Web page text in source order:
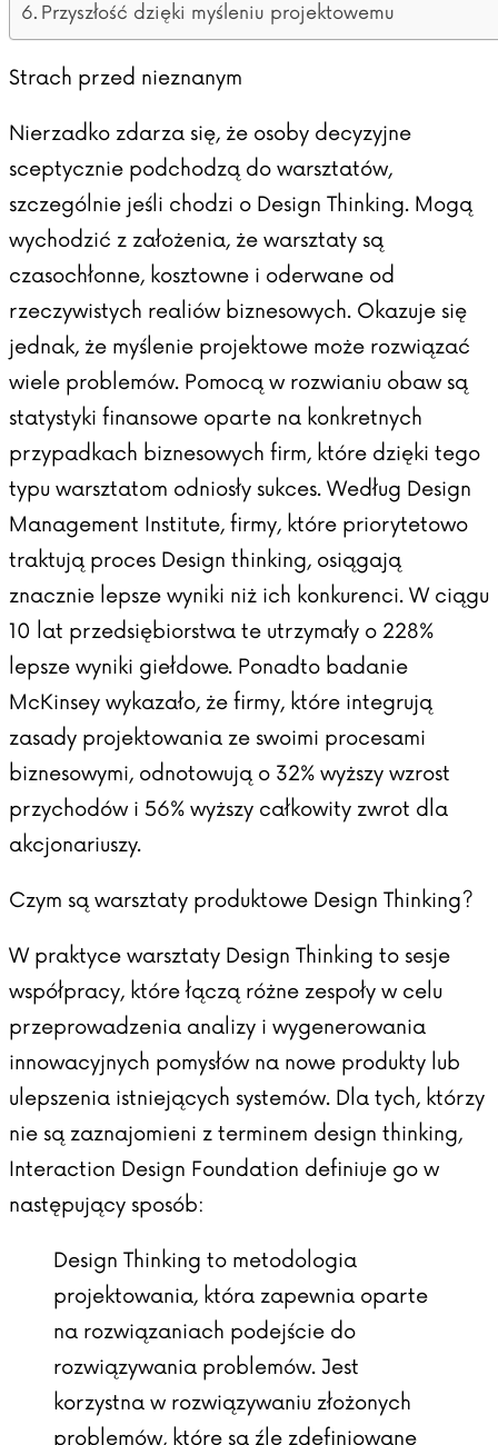
Przyszłość dzięki myśleniu projektowemu
Strach przed nieznanym
Nierzadko zdarza się, że osoby decyzyjne
sceptycznie podchodzą do warsztatów,
szczególnie jeśli chodzi o Design Thinking. Mogą
wychodzić z założenia, że warsztaty są
czasochłonne, kosztowne i oderwane od
rzeczywistych realiów biznesowych. Okazuje się
jednak, że myślenie projektowe może rozwiązać
wiele problemów. Pomocą w rozwianiu obaw są
statystyki finansowe oparte na konkretnych
przypadkach biznesowych firm, które dzięki tego
typu warsztatom odniosły sukces. Według Design
Management Institute, firmy, które priorytetowo
traktują proces Design thinking, osiągają
znacznie lepsze wyniki niż ich konkurenci. W ciągu
10 lat przedsiębiorstwa te utrzymały o 228%
lepsze wyniki giełdowe. Ponadto badanie
McKinsey wykazało, że firmy, które integrują
zasady projektowania ze swoimi procesami
biznesowymi, odnotowują o 32% wyższy wzrost
przychodów i 56% wyższy całkowity zwrot dla
akcjonariuszy.
Czym są warsztaty produktowe Design Thinking?
W praktyce warsztaty Design Thinking to sesje
współpracy, które łączą różne zespoły w celu
przeprowadzenia analizy i wygenerowania
innowacyjnych pomysłów na nowe produkty lub
ulepszenia istniejących systemów. Dla tych, którzy
nie są zaznajomieni z terminem design thinking,
Interaction Design Foundation definiuje go w
następujący sposób:
Design Thinking to metodologia
projektowania, która zapewnia oparte
na rozwiązaniach podejście do
rozwiązywania problemów. Jest
korzystna w rozwiązywaniu złożonych
problemów, które są źle zdefiniowane